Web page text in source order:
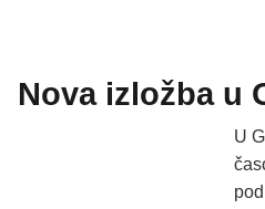
Nova izložba u
U